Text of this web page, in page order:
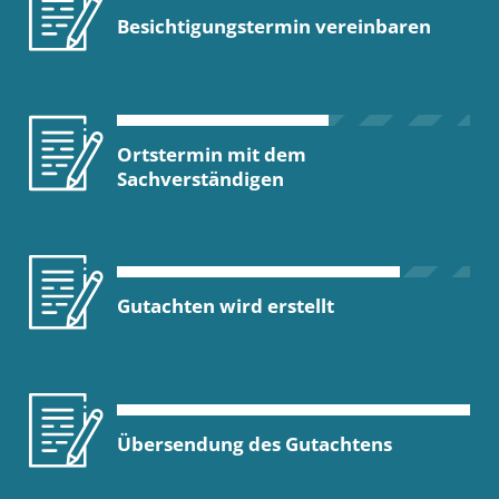
Besichtigungstermin vereinbaren
Ortstermin mit dem
Sachverständigen
Gutachten wird erstellt
Übersendung des Gutachtens